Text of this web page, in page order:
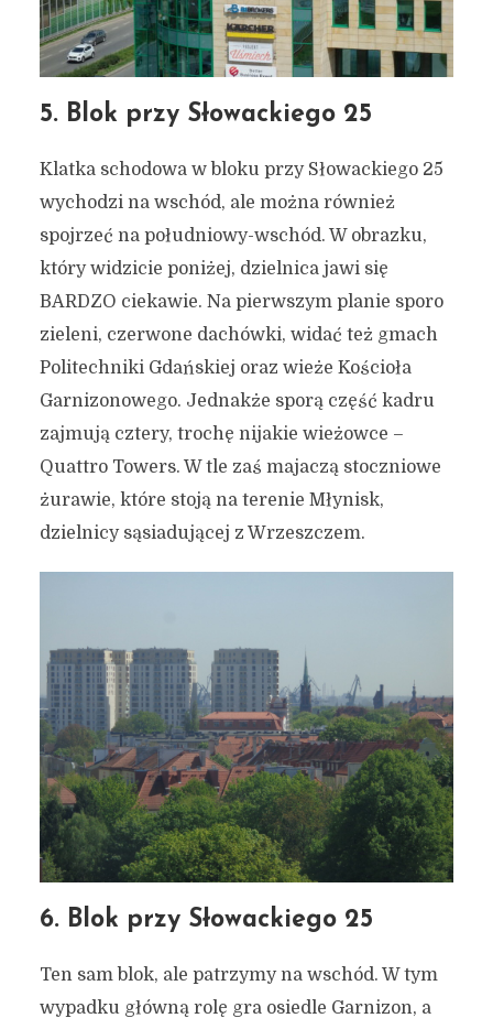
5. Blok przy Słowackiego 25
Klatka schodowa w bloku przy Słowackiego 25
wychodzi na wschód, ale można również
spojrzeć na południowy-wschód. W obrazku,
który widzicie poniżej, dzielnica jawi się
BARDZO ciekawie. Na pierwszym planie sporo
zieleni, czerwone dachówki, widać też gmach
Politechniki Gdańskiej oraz wieże Kościoła
Garnizonowego. Jednakże sporą część kadru
zajmują cztery, trochę nijakie wieżowce –
Quattro Towers. W tle zaś majaczą stoczniowe
żurawie, które stoją na terenie Młynisk,
dzielnicy sąsiadującej z Wrzeszczem.
6. Blok przy Słowackiego 25
Ten sam blok, ale patrzymy na wschód. W tym
wypadku główną rolę gra osiedle Garnizon, a